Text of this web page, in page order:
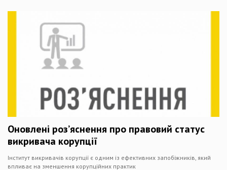
Оновлені роз’яснення про правовий статус
викривача корупції
Інститут викривачів корупції є одним із ефективних запобіжників, який
впливає на зменшення корупційних практик